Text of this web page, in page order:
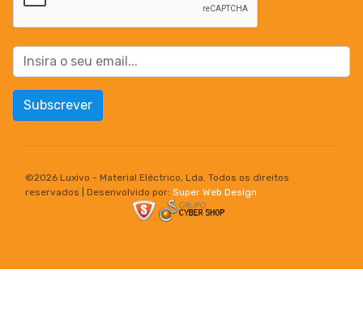
Subscrever
©2026 Luxivo - Material Eléctrico, Lda. Todos os direitos
reservados | Desenvolvido por: Super Web Design